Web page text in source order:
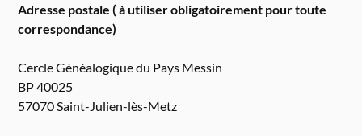
Adresse postale ( à utiliser obligatoirement pour toute
correspondance)
Cercle Généalogique du Pays Messin
BP 40025
57070 Saint-Julien-lès-Metz